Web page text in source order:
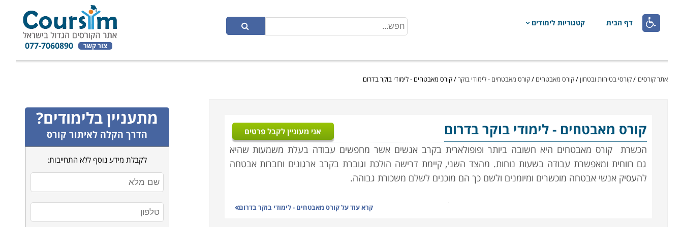
 דף הבית קטגוריות לימודים
צור קשר 077-7060890
אתר קורסים /קורסי בטיחות ובטחון/קורס מאבטחים /קורס מאבטחים - לימודי בוקר/קורס מאבטחים - לימודי בוקר בדרום
קורס מאבטחים- לימודי בוקר בדרום אני מעוניין לקבל פרטים
הכשרת קורס מאבטחים היא חשובה ביותר ופופולארית בקרב אנשים אשר מחפשים עבודה בעלת משמעות שהיא
גם רווחית ומאפשרת עבודה בשעות נוחות. מהצד השני, קיימת דרישה הולכת וגוברת בקרב ארגונים וחברות אבטחה
להעסיק אנשי אבטחה מוכשרים ומיומנים ולשם כך הם מוכנים לשלם משכורת גבוהה.
עבודת המאבטח היא מאתגרת ודורשת רמה גבוהה של ערנות, פיקחות ואינטליגנציה. יחד עם זאת, תכונות אלו אינן
קרא עוד עלקורס מאבטחים - לימודי בוקר בדרום
מתעניין בלימודים?
הדרך הקלה לאיתור קורס
לקבלת מידע נוסף ללא התחייבות: